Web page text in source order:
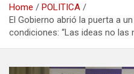
Home
POLITICA
El Gobierno abrió la puerta a
condiciones: “Las ideas no las